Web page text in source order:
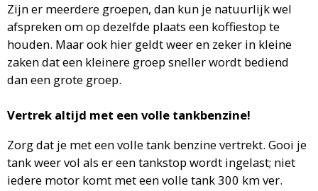
Zijn er meerdere groepen, dan kun je natuurlijk wel
afspreken om op dezelfde plaats een koffiestop te
houden. Maar ook hier geldt weer en zeker in kleine
zaken dat een kleinere groep sneller wordt bediend
dan een grote groep.
Vertrek altijd met een volle tankbenzine!
Zorg dat je met een volle tank benzine vertrekt. Gooi je
tank weer vol als er een tankstop wordt ingelast; niet
iedere motor komt met een volle tank 300 km ver.